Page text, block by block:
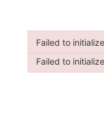
Failed to
Failed to initialize
Failed to